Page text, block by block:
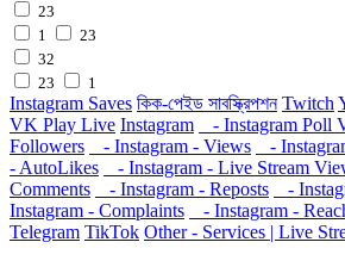
23
1
23
32
23
1
Instagram Saves কিক-পেইড সাবস্ক্রিপশন Twitch
VK Play Live Instagram - Instagram Poll
Followers
- Instagram - Views -
- AutoLikes
- Instagram - Live Stream
Comments
- Instagram - Reposts -
Instagram - Complaints
- Instagram -
Telegram TikTok Other - Services | Live